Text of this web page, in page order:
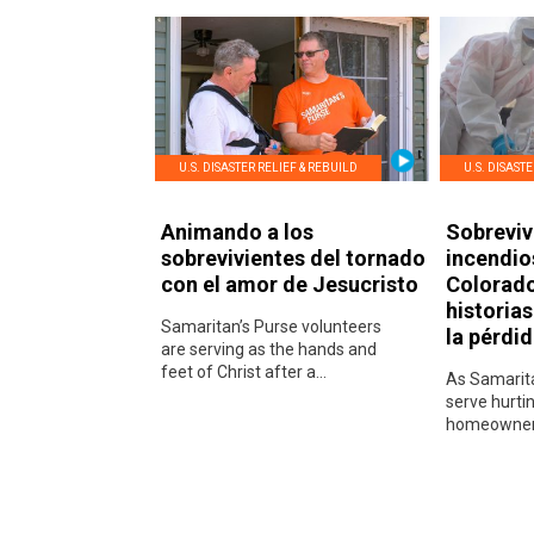
U.S. DISASTER RELIEF & REBUILD
Animando a los
sobrevivientes del tornado
con el amor de Jesucristo
Samaritan’s Purse volunteers
are serving as the hands and
feet of Christ after a...
U.S.
la
As
serve